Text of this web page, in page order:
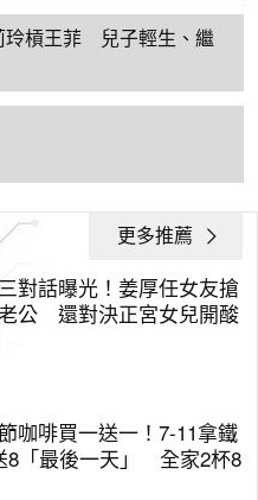
政黨和在野黨 人民到底該信
玲槓王菲 兒子輕生、繼
更多推薦
對話曝光！姜厚任女友搶
公 還對決正宮女兒開酸
咖啡買一送一！7-11拿鐵
8「最後一天」 全家2杯8